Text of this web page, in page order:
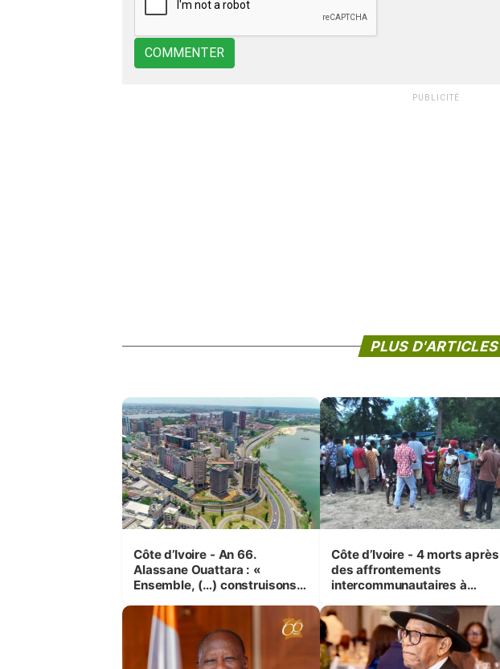
COMMENTER
PUBLICITÉ
PLUS D'ARTICLES
Côte d’Ivoire - An 66.
Alassane Ouattara : «
Ensemble, (…) construisons
mêmes et pour les
générations futures »
Côte d’Ivoire - 4 morts après
des affrontements
intercommunautaires à
correspondant au milieu des
sinistrés